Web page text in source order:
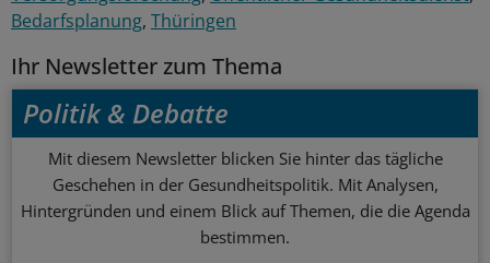
Bedarfsplanung Thüringen
Ihr Newsletter zum Thema
Politik & Debatte
Mit diesem Newsletter blicken Sie hinter das tägliche
Geschehen in der Gesundheitspolitik. Mit Analysen,
Hintergründen und einem Blick auf Themen, die die Agenda
bestimmen.